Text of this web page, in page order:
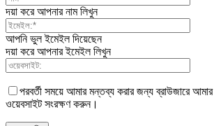
দয়া করে আপনার নাম লিখুন
আপনি ভুল ইমেইল দিয়েছেন
দয়া করে আপনার ইমেইল লিখুন
পরবর্তী সময়ে আমার মন্তব্য করার জন্য ব্রাউজারে
ওয়েবসাইট সংরক্ষণ করুন।